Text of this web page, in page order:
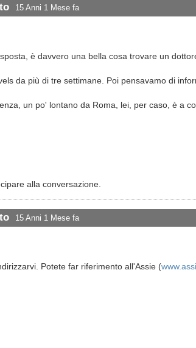
15 Anni 1 Mese fa
è davvero una bella cosa trovare un
da più di tre settimane. Poi pensavamo di
un po' lontano da Roma, lei, per caso, è a
alla conversazione.
15 Anni 1 Mese fa
Potete far riferimento all'Assie (